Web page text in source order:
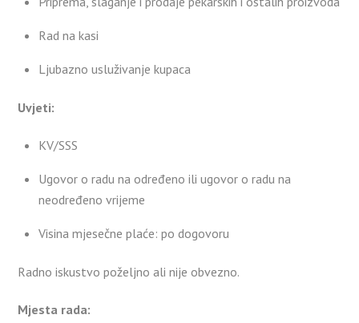
Rad na kasi
Ljubazno usluživanje kupaca
Uvjeti:
KV/SSS
Ugovor o radu na određeno ili ugovor o radu na
neodređeno vrijeme
Visina mjesečne plaće: po dogovoru
Radno iskustvo poželjno ali nije obvezno.
Mjesta rada: